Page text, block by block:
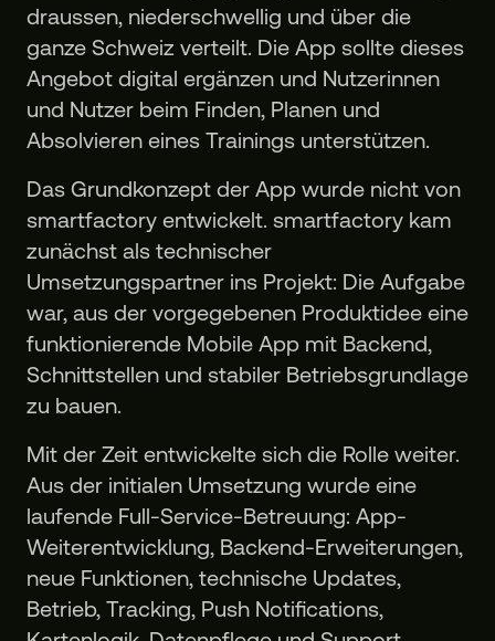
draussen, niederschwellig und über die
ganze Schweiz verteilt. Die App sollte dieses
Angebot digital ergänzen und Nutzerinnen
und Nutzer beim Finden, Planen und
Absolvieren eines Trainings unterstützen.
Das Grundkonzept der App wurde nicht von
smartfactory entwickelt. smartfactory kam
zunächst als technischer
Umsetzungspartner ins Projekt: Die Aufgabe
war, aus der vorgegebenen Produktidee eine
funktionierende Mobile App mit Backend,
Schnittstellen und stabiler Betriebsgrundlage
zu bauen.
Mit der Zeit entwickelte sich die Rolle weiter.
Aus der initialen Umsetzung wurde eine
laufende Full-Service-Betreuung: App-
Weiterentwicklung, Backend-Erweiterungen,
neue Funktionen, technische Updates,
Betrieb, Tracking, Push Notifications,